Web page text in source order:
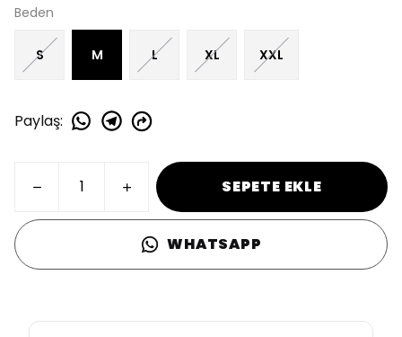
Beden
S M L XL XXL
Paylaş:
SEPETE EKLE
WHATSAPP